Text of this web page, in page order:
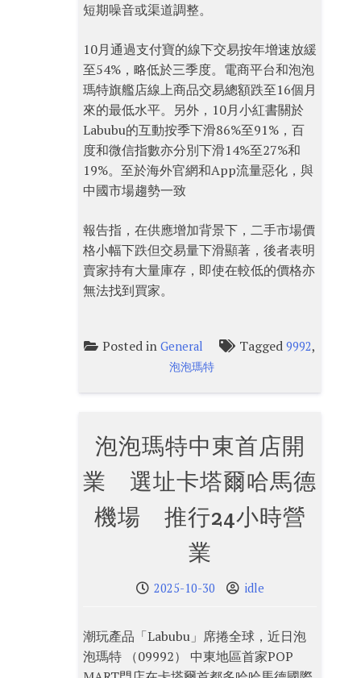
短期噪音或渠道調整。
10月通過支付寶的線下交易按年增速放緩
至54%，略低於三季度。電商平台和泡泡
瑪特旗艦店線上商品交易總額跌至16個月
來的最低水平。另外，10月小紅書關於
Labubu的互動按季下滑86%至91%，百
度和微信指數亦分別下滑14%至27%和
19%。至於海外官網和App流量惡化，與
中國市場趨勢一致
報告指，在供應增加背景下，二手市場價
格小幅下跌但交易量下滑顯著，後者表明
賣家持有大量庫存，即使在較低的價格亦
無法找到買家。
Posted inGeneral Tagged9992,
泡泡瑪特
泡泡瑪特中東首店開
業 選址卡塔爾哈馬德
機場 推行24小時營
業
2025-10-30 idle
潮玩產品「Labubu」席捲全球，近日泡
泡瑪特 （09992） 中東地區首家POP